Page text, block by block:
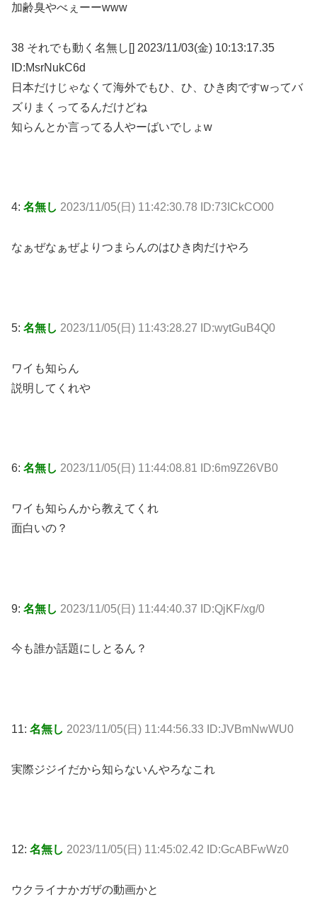
加齢臭やべぇーーwww
38 それでも動く名無し[] 2023/11/03(金) 10:13:17.35
ID:MsrNukC6d
日本だけじゃなくて海外でもひ、ひ、ひき肉ですwってバ
ズりまくってるんだけどね
知らんとか言ってる人やーばいでしょw
4: 名無し 2023/11/05(日) 11:42:30.78 ID:73ICkCO00
なぁぜなぁぜよりつまらんのはひき肉だけやろ
5: 名無し 2023/11/05(日) 11:43:28.27 ID:wytGuB4Q0
ワイも知らん
説明してくれや
6: 名無し 2023/11/05(日) 11:44:08.81 ID:6m9Z26VB0
ワイも知らんから教えてくれ
面白いの？
9: 名無し 2023/11/05(日) 11:44:40.37 ID:QjKF/xg/0
今も誰か話題にしとるん？
11: 名無し 2023/11/05(日) 11:44:56.33 ID:JVBmNwWU0
実際ジジイだから知らないんやろなこれ
12: 名無し 2023/11/05(日) 11:45:02.42 ID:GcABFwWz0
ウクライナかガザの動画かと